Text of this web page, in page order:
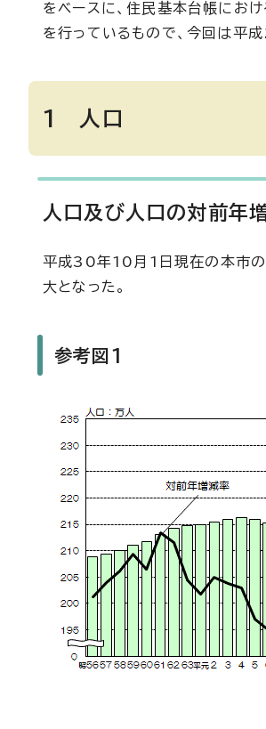
をベースに、住民基本台帳にお
を行っているもので、今回は平
1 人口
人口及び人口の対前年
平成30年10月1日現在の本市
大となった。
参考図1